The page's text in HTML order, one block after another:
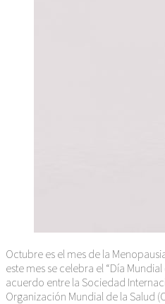
Octubre es el mes de la
este mes se celebra el “Día
acuerdo entre la Sociedad
Organización Mundial de la Salud